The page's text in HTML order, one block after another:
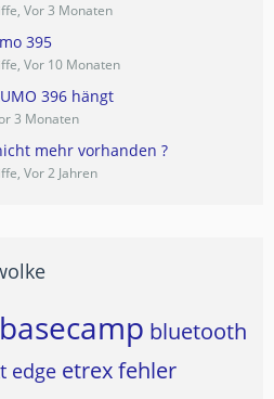
Vor 3 Monaten
395
Vor 10 Monaten
396 hängt
3 Monaten
mehr vorhanden ?
Vor 2 Jahren
basecamp bluetooth
edge etrexfehler